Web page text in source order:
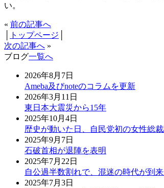
い。
« 前の記事へ
トップページ
次の記事へ »
ブログ一覧へ
2026年8月7日
Ameba及びnoteのコラムを更新
2026年3月11日
東日本大震災から15年
2025年10月4日
歴史が動いた日、自民党初の女性総裁
2025年9月7日
石破首相が退陣を表明
2025年7月22日
自公過半数割れで、混迷の時代が到来
2025年7月3日